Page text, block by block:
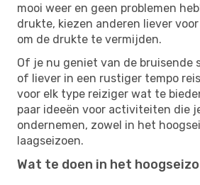
mooi weer en geen problemen
drukte, kiezen anderen liever
om de drukte te vermijden.
Of je nu geniet van de bruisende
of liever in een rustiger tempo
voor elk type reiziger wat te
paar ideeën voor activiteiten die
ondernemen, zowel in het
laagseizoen.
Wat te doen in het